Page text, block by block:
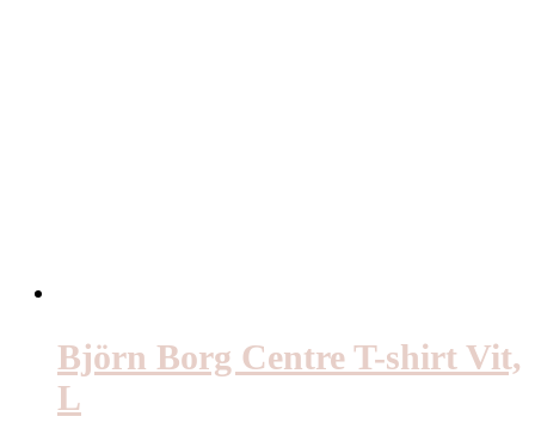
Björn Borg Centre T-shirt Vit,
L